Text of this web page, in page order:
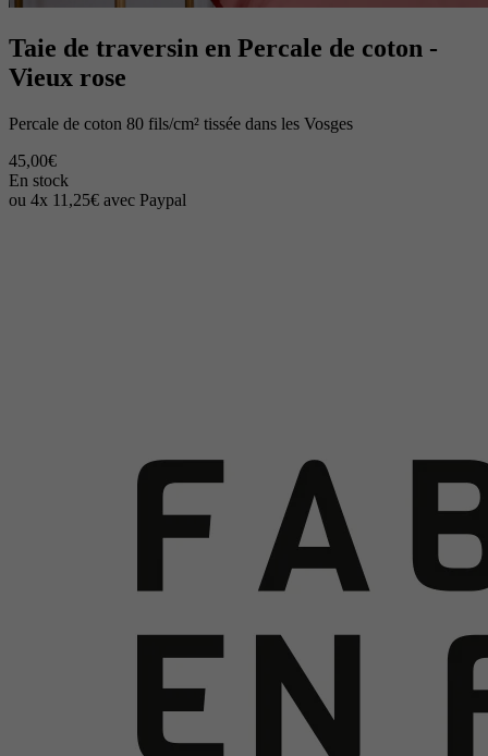
Taie de traversin en Percale de coton -
Vieux rose
Percale de coton 80 fils/cm² tissée dans les Vosges
45,00€
En stock
ou 4x 11,25€ avec Paypal